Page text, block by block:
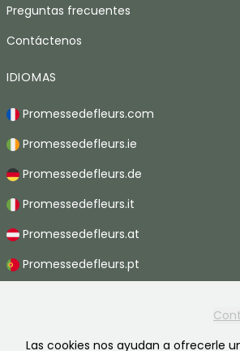
Las cookies nos ayudan a ofrecerle
Preguntas frecuentes
Contáctenos
IDIOMAS
Promessedefleurs.com
Promessedefleurs.ie
Promessedefleurs.de
Promessedefleurs.it
Promessedefleurs.at
Promessedefleurs.pt